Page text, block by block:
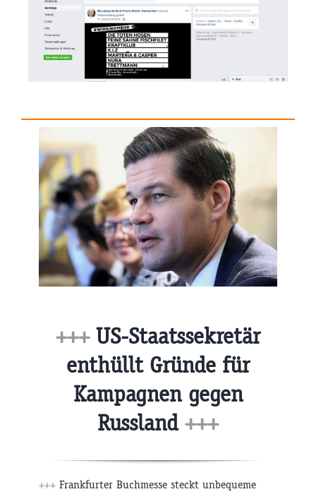
+++ US-Staatssekretär
enthüllt Gründe für
Kampagnen gegen
Russland +++
+++ Frankfurter Buchmesse steckt unbequeme